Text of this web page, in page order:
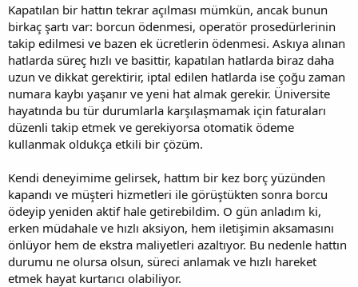
Kapatılan bir hattın tekrar açılması mümkün, ancak bunun
birkaç şartı var: borcun ödenmesi, operatör prosedürlerinin
takip edilmesi ve bazen ek ücretlerin ödenmesi. Askıya alınan
hatlarda süreç hızlı ve basittir, kapatılan hatlarda biraz daha
uzun ve dikkat gerektirir, iptal edilen hatlarda ise çoğu zaman
numara kaybı yaşanır ve yeni hat almak gerekir. Üniversite
hayatında bu tür durumlarla karşılaşmamak için faturaları
düzenli takip etmek ve gerekiyorsa otomatik ödeme
kullanmak oldukça etkili bir çözüm.
Kendi deneyimime gelirsek, hattım bir kez borç yüzünden
kapandı ve müşteri hizmetleri ile görüştükten sonra borcu
ödeyip yeniden aktif hale getirebildim. O gün anladım ki,
erken müdahale ve hızlı aksiyon, hem iletişimin aksamasını
önlüyor hem de ekstra maliyetleri azaltıyor. Bu nedenle hattın
durumu ne olursa olsun, süreci anlamak ve hızlı hareket
etmek hayat kurtarıcı olabiliyor.